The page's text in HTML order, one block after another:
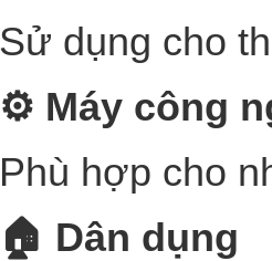
Sử dụng cho
⚙️ Máy công
Phù hợp cho
🏠 Dân dụng